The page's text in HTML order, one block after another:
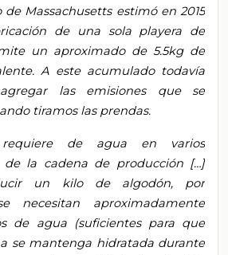
de Massachusetts estimó en 2015
de una sola playera de
un aproximado de 5.5kg de
A este acumulado todavía
las emisiones que se
tiramos las prendas.
de agua en varios
de la cadena de producción […]
un kilo de algodón, por
necesitan aproximadamente
de agua (suficientes para que
se mantenga hidratada durante